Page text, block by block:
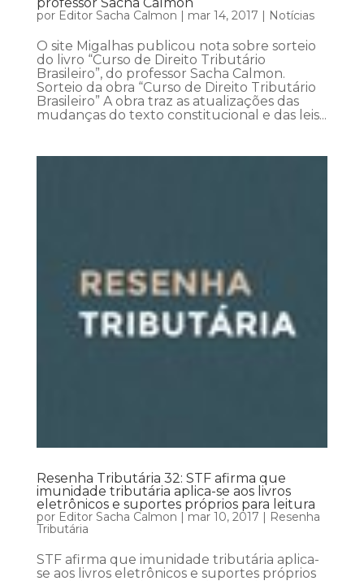
professor Sacha Calmon
por Editor Sacha Calmon mar 14, 2017 Notícias
O site Migalhas publicou nota sobre sorteio
do livro “Curso de Direito Tributário
Brasileiro”, do professor Sacha Calmon.
Sorteio da obra “Curso de Direito Tributário
Brasileiro” A obra traz as atualizações das
mudanças do texto constitucional e das leis...
Resenha Tributária 32: STF afirma que
imunidade tributária aplica-se aos livros
eletrônicos e suportes próprios para leitura
por Editor Sacha Calmon | mar 10, 2017 | Resenha
Tributária
STF afirma que imunidade tributária aplica-
se aos livros eletrônicos e suportes próprios